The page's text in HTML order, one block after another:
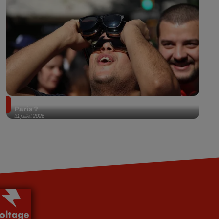
31 juillet 2026
Paris ?